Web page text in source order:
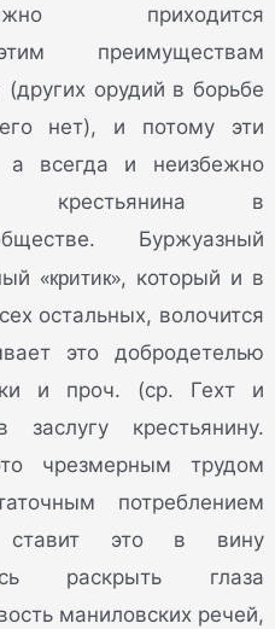
приходится
преимуществам
орудий в борьбе
нет), и потому эти
а всегда и неизбежно
крестьянина в
Буржуазный
«критик», который и в
остальных, волочится
это добродетелью
и проч. (ср. Гехт и
крестьянину.
чрезмерным трудом
потреблением
ставит это в вину
раскрыть глаза
маниловских речей,